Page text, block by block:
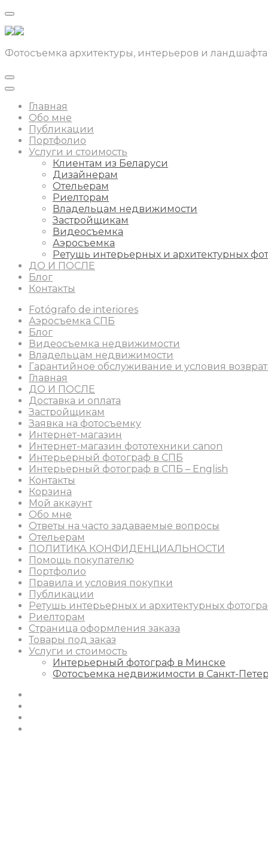
Фотосъемка архитектуры, интерьеров и ландшафта
Главная
Обо мне
Публикации
Портфолио
Услуги и стоимость
Клиентам из Беларуси
Дизайнерам
Отельерам
Риелторам
Владельцам недвижимости
Застройщикам
Видеосъемка
Аэросъемка
Ретушь интерьерных и архитектурных
ДО И ПОСЛЕ
Блог
Контакты
Fotógrafo de interiores
Аэросъемка СПБ
Блог
Видеосъемка недвижимости
Владельцам недвижимости
Гарантийное обслуживание и условия
Главная
ДО И ПОСЛЕ
Доставка и оплата
Застройщикам
Заявка на фотосъемку
Интернет-магазин
Интернет-магазин фототехники canon
Интерьерный фотограф в СПБ
Интерьерный фотограф в СПБ – English
Контакты
Корзина
Мой аккаунт
Обо мне
Ответы на часто задаваемые вопросы
Отельерам
ПОЛИТИКА КОНФИДЕНЦИАЛЬНОСТИ
Помощь покупателю
Портфолио
Правила и условия покупки
Публикации
Ретушь интерьерных и архитектурных
Риелторам
Страница оформления заказа
Товары под заказ
Услуги и стоимость
Интерьерный фотограф в Минске
Фотосъемка недвижимости в Санкт-